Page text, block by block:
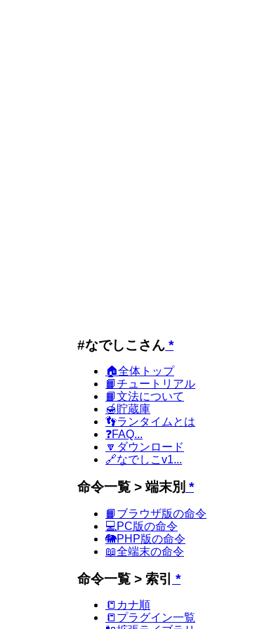
#なでしこさん *
🏠全体トップ
📙チュートリアル
📙文法について
🍯貯蔵庫
👣ランタイムとは
❓FAQ...
🔽ダウンロード
🔗なでしこv1...
命令一覧 > 端末別 *
📙ブラウザ版の命令
💻PC版の命令
🐘PHP版の命令
📖全端末の命令
命令一覧 > 索引 *
📒カナ順
📒プラグイン一覧